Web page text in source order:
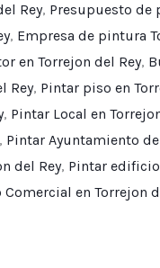
Rey, Presupuesto de
, Empresa de pintura
en Torrejon del Rey,
Rey, Pintar piso en
, Pintar Local en
Pintar Ayuntamiento
del Rey, Pintar
Comercial en Torrejon